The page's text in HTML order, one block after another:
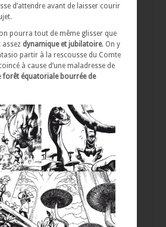
d’attendre avant de laisser courir
pourra tout de même glisser que
assez dynamique et jubilatoire. On y
partir à la rescousse du Comte
à cause d’une maladresse de
forêt équatoriale bourrée de